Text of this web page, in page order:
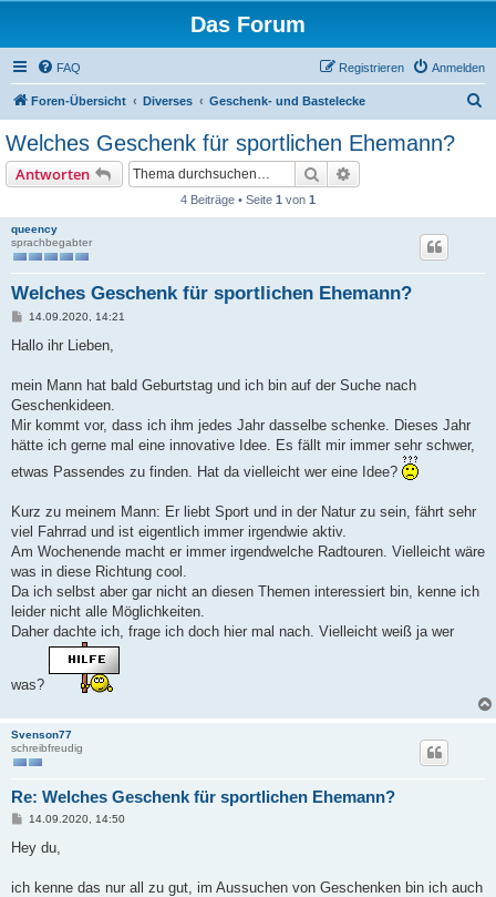
Das Forum
FAQ Anmelden
Registrieren
Foren-Übersicht Diverses Geschenk- und Bastelecke
Welches Geschenk für sportlichen Ehemann?
Antworten Suche
4 Beiträge • Seite 1 von 1
queency
sprachbegabter
Welches Geschenk für sportlichen Ehemann?
B
i
a
14.09.2020, 14:21
Hallo ihr Lieben,
mein Mann hat bald Geburtstag und ich bin auf der Suche nach
Geschenkideen.
Mir kommt vor, dass ich ihm jedes Jahr dasselbe schenke. Dieses Jahr
hätte ich gerne mal eine innovative Idee. Es fällt mir immer sehr schwer,
etwas Passendes zu finden. Hat da vielleicht wer eine Idee?
Kurz zu meinem Mann: Er liebt Sport und in der Natur zu sein, fährt sehr
viel Fahrrad und ist eigentlich immer irgendwie aktiv.
Am Wochenende macht er immer irgendwelche Radtouren. Vielleicht wäre
was in diese Richtung cool.
Da ich selbst aber gar nicht an diesen Themen interessiert bin, kenne ich
leider nicht alle Möglichkeiten.
Daher dachte ich, frage ich doch hier mal nach. Vielleicht weiß ja wer
was?
Svenson77
schreibfreudig
Re: Welches Geschenk für sportlichen Ehemann?
B
i
a
14.09.2020, 14:50
Hey du,
ich kenne das nur all zu gut, im Aussuchen von Geschenken bin ich auch